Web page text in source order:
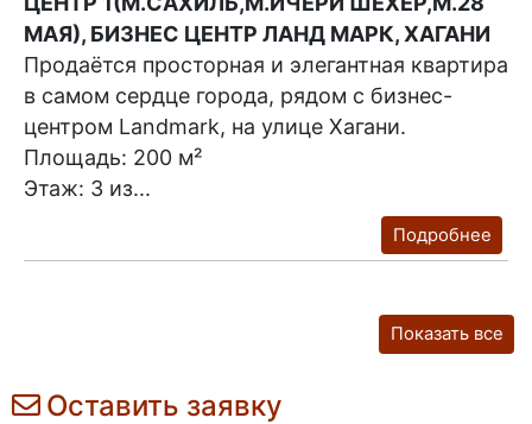
Оставить заявку
МАЯ), БИЗНЕС ЦЕНТР ЛАНД МАРК, ХАГАНИ
Продаётся просторная и элегантная квартира
в самом сердце города, рядом с бизнес-
центром Landmark, на улице Хагани.
Площадь: 200 м²
Этаж: 3 из...
Подробнее
Показать все